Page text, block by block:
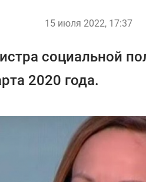
15 июля 2022, 17:37
социальной
2020 года.